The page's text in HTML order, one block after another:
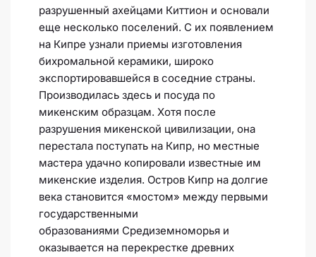
разрушенный ахейцами Киттион и основали
еще несколько поселений. С их появлением
на Кипре узнали приемы изготовления
бихромальной керамики, широко
экспортировавшейся в соседние страны.
Производилась здесь и посуда по
микенским образцам. Хотя после
разрушения микенской цивилизации, она
перестала поступать на Кипр, но местные
мастера удачно копировали известные им
микенские изделия. Остров Кипр на долгие
века становится «мостом» между первыми
государственными
образованиями Средиземноморья и
оказывается на перекрестке древних